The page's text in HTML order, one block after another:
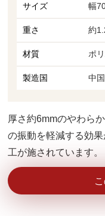
サイズ 幅
重さ 約
材質 ポ
製造国 中国
厚さ約6mmのやわら
の振動を軽減する効
工が施されています。